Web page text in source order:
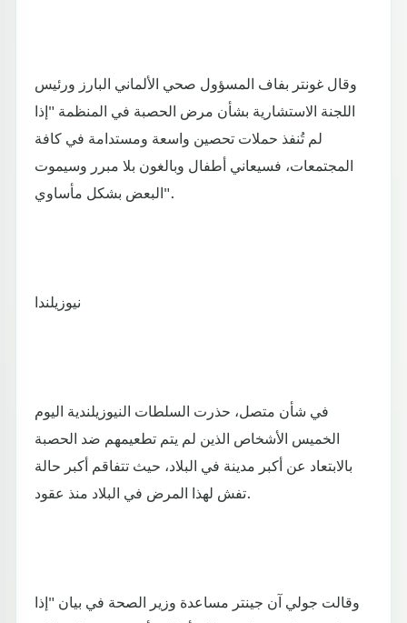
وقال غونتر بفاف المسؤول صحي الألماني البارز ورئيس
اللجنة الاستشارية بشأن مرض الحصبة في المنظمة "إذا
لم تُنفذ حملات تحصين واسعة ومستدامة في كافة
المجتمعات، فسيعاني أطفال وبالغون بلا مبرر وسيموت
البعض بشكل مأساوي".
نيوزيلندا
في شأن متصل، حذرت السلطات النيوزيلندية اليوم
الخميس الأشخاص الذين لم يتم تطعيمهم ضد الحصبة
بالابتعاد عن أكبر مدينة في البلاد، حيث تتفاقم أكبر حالة
تفش لهذا المرض في البلاد منذ عقود.
وقالت جولي آن جينتر مساعدة وزير الصحة في بيان "إذا